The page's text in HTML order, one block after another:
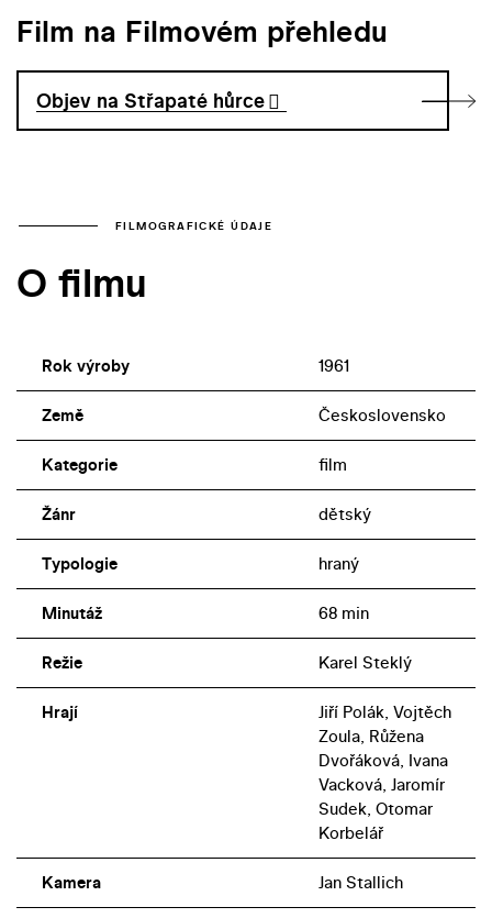
Film na Filmovém přehledu
Objev na Střapaté hůrce
FILMOGRAFICKÉ ÚDAJE
O filmu
Rok výroby 1961
Země Československo
Kategorie film
Žánr dětský
Typologie hraný
Minutáž 68 min
Režie Karel Steklý
Hrají
Jiří Polák, Vojtěch
Zoula, Růžena
Dvořáková, Ivana
Vacková, Jaromír
Sudek, Otomar
Korbelář
Kamera Jan Stallich